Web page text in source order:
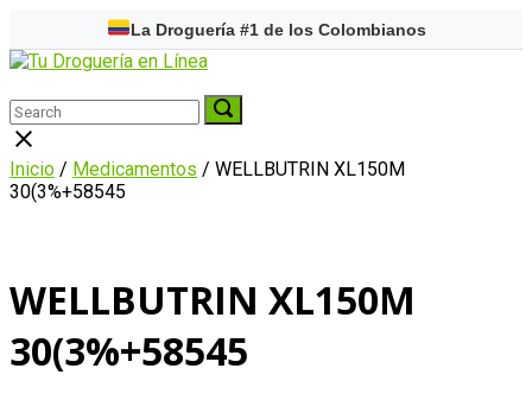
content
La Droguería #1 de los Colombianos
Home
Menu
Search
for:
Search
for:
Search
Close
search
bar
Inicio / Medicamentos / WELLBUTRIN XL150M
30(3%+58545
WELLBUTRIN XL150M
30(3%+58545